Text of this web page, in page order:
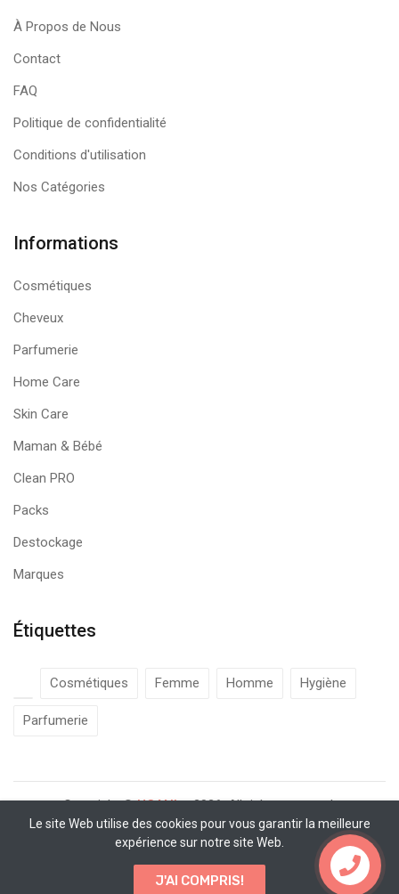
À Propos de Nous
Contact
FAQ
Politique de confidentialité
Conditions d'utilisation
Nos Catégories
Informations
Cosmétiques
Cheveux
Parfumerie
Home Care
Skin Care
Maman & Bébé
Clean PRO
Packs
Destockage
Marques
Étiquettes
Cosmétiques Femme Homme Hygiène
Parfumerie
Copyright ©UCANbe2026. All rights reserved.
Le site Web utilise des cookies pour vous garantir la meilleure
expérience sur notre site Web.
J'AI COMPRIS!
Contactez
nous